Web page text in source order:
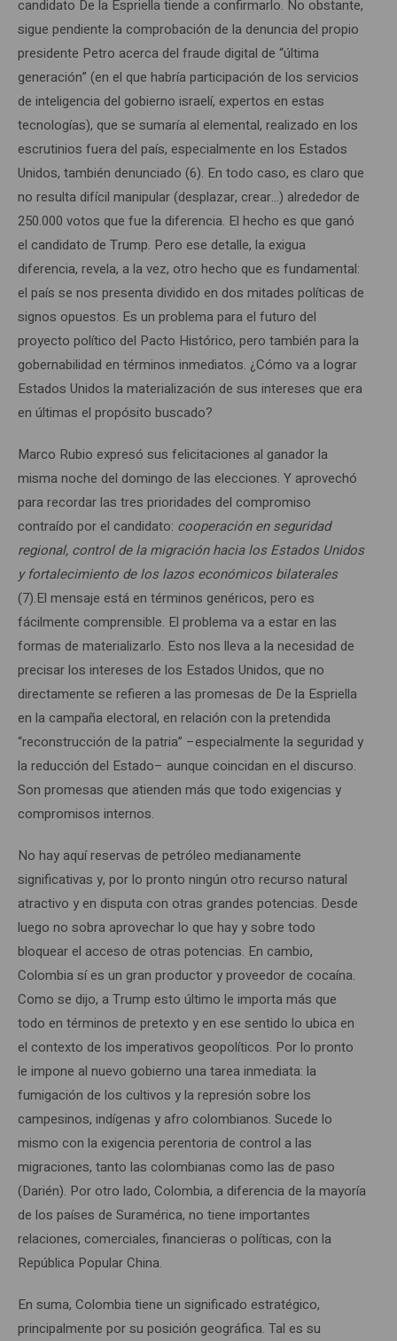
candidato De la Espriella tiende a confirmarlo. No obstante,
sigue pendiente la comprobación de la denuncia del propio
presidente Petro acerca del fraude digital de “última
generación” (en el que habría participación de los servicios
de inteligencia del gobierno israelí, expertos en estas
tecnologías), que se sumaría al elemental, realizado en los
escrutinios fuera del país, especialmente en los Estados
Unidos, también denunciado (6). En todo caso, es claro que
no resulta difícil manipular (desplazar, crear…) alrededor de
250.000 votos que fue la diferencia. El hecho es que ganó
el candidato de Trump. Pero ese detalle, la exigua
diferencia, revela, a la vez, otro hecho que es fundamental:
el país se nos presenta dividido en dos mitades políticas de
signos opuestos. Es un problema para el futuro del
proyecto político del Pacto Histórico, pero también para la
gobernabilidad en términos inmediatos. ¿Cómo va a lograr
Estados Unidos la materialización de sus intereses que era
en últimas el propósito buscado?
Marco Rubio expresó sus felicitaciones al ganador la
misma noche del domingo de las elecciones. Y aprovechó
para recordar las tres prioridades del compromiso
contraído por el candidato: cooperación en seguridad
regional, control de la migración hacia los Estados Unidos
y fortalecimiento de los lazos económicos bilaterales
(7).El mensaje está en términos genéricos, pero es
fácilmente comprensible. El problema va a estar en las
formas de materializarlo. Esto nos lleva a la necesidad de
precisar los intereses de los Estados Unidos, que no
directamente se refieren a las promesas de De la Espriella
en la campaña electoral, en relación con la pretendida
“reconstrucción de la patria” –especialmente la seguridad y
la reducción del Estado– aunque coincidan en el discurso.
Son promesas que atienden más que todo exigencias y
compromisos internos.
No hay aquí reservas de petróleo medianamente
significativas y, por lo pronto ningún otro recurso natural
atractivo y en disputa con otras grandes potencias. Desde
luego no sobra aprovechar lo que hay y sobre todo
bloquear el acceso de otras potencias. En cambio,
Colombia sí es un gran productor y proveedor de cocaína.
Como se dijo, a Trump esto último le importa más que
todo en términos de pretexto y en ese sentido lo ubica en
el contexto de los imperativos geopolíticos. Por lo pronto
le impone al nuevo gobierno una tarea inmediata: la
fumigación de los cultivos y la represión sobre los
campesinos, indígenas y afro colombianos. Sucede lo
mismo con la exigencia perentoria de control a las
migraciones, tanto las colombianas como las de paso
(Darién). Por otro lado, Colombia, a diferencia de la mayoría
de los países de Suramérica, no tiene importantes
relaciones, comerciales, financieras o políticas, con la
República Popular China.
En suma, Colombia tiene un significado estratégico,
principalmente por su posición geográfica. Tal es su